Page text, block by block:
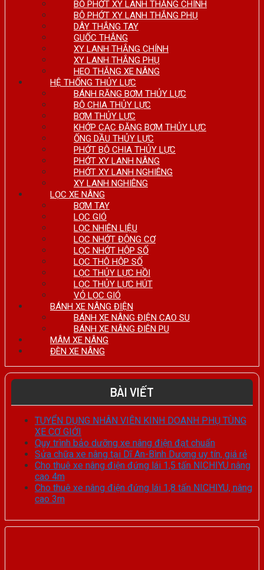
BỘ PHỚT XY LANH THẮNG CHÍNH
BỘ PHỚT XY LANH THẮNG PHỤ
DÂY THẮNG TAY
GUỐC THẮNG
XY LANH THẮNG CHÍNH
XY LANH THẮNG PHỤ
HEO THẮNG XE NÂNG
HỆ THỐNG THỦY LỰC
BÁNH RĂNG BƠM THỦY LỰC
BỘ CHIA THỦY LỰC
BƠM THỦY LỰC
KHỚP CẠC ĐĂNG BƠM THỦY LỰC
ỐNG DẦU THỦY LỰC
PHỚT BỘ CHIA THỦY LỰC
PHỚT XY LANH NÂNG
PHỚT XY LANH NGHIÊNG
XY LANH NGHIÊNG
LỌC XE NÂNG
BƠM TAY
LỌC GIÓ
LỌC NHIÊN LIỆU
LỌC NHỚT ĐỘNG CƠ
LỌC NHỚT HỘP SỐ
LỌC THÔ HỘP SỐ
LỌC THỦY LỰC HỒI
LỌC THỦY LỰC HÚT
VỎ LỌC GIÓ
BÁNH XE NÂNG ĐIỆN
BÁNH XE NÂNG ĐIỆN CAO SU
BÁNH XE NÂNG ĐIÊN PU
MÂM XE NÂNG
ĐÈN XE NÂNG
BÀI VIẾT
TUYỂN DỤNG NHÂN VIÊN KINH DOANH PHỤ TÙNG
XE CƠ GIỚI
Quy trình bảo dưỡng xe nâng điện đạt chuẩn
Sửa chữa xe nâng tại Dĩ An-Bình Dương uy tín, giá rẻ
Cho thuê xe nâng điện đứng lái 1,5 tấn NICHIYU nâng
cao 4m
Cho thuê xe nâng điện đứng lái 1,8 tấn NICHIYU, nâng
cao 3m